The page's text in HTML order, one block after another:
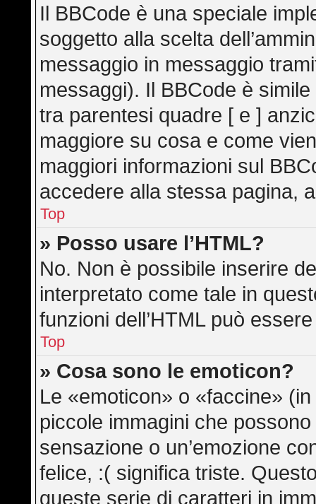
Il BBCode è una speciale
soggetto alla scelta
messaggio in messaggio
messaggi). Il BBCode è
tra parentesi quadre [ e ]
maggiore su cosa e come
maggiori informazioni sul
accedere alla stessa pagina,
Top
» Posso usare l’HTML?
No. Non è possibile inserire
interpretato come tale in
funzioni dell’HTML può
Top
» Cosa sono le emoticon?
Le «emoticon» o «faccine»
piccole immagini che
sensazione o un’emozione
felice, :( significa triste.
queste serie di caratteri in